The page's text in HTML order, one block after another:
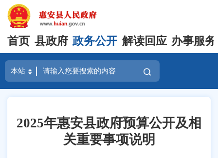
首页 县政府 政务公开 解读回应 办事服务
2025年惠安县政府预算公开及相
关重要事项说明